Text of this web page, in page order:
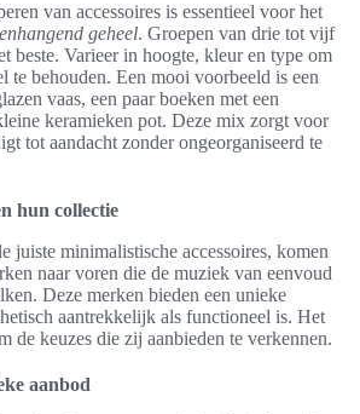
van accessoires is essentieel voor het
geheel. Groepen van drie tot vijf
beste. Varieer in hoogte, kleur en type om
te behouden. Een mooi voorbeeld is een
vaas, een paar boeken met een
keramieken pot. Deze mix zorgt voor
tot aandacht zonder ongeorganiseerd te
hun collectie
juiste minimalistische accessoires, komen
naar voren die de muziek van eenvoud
Deze merken bieden een unieke
aantrekkelijk als functioneel is. Het
de keuzes die zij aanbieden te verkennen.
aanbod